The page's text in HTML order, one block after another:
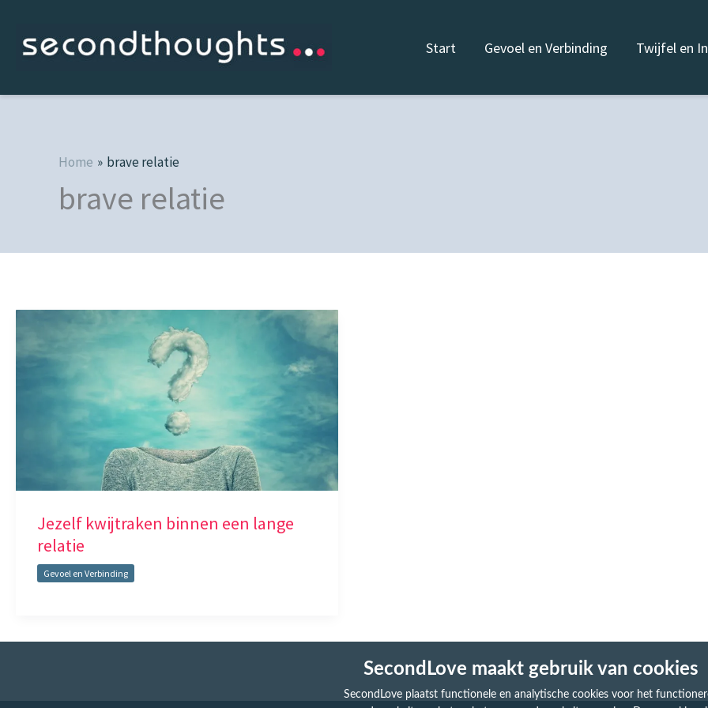
Start Gevoel en Verbinding Twijfel en
Home brave relatie
brave relatie
Jezelf kwijtraken binnen een lange
relatie
Gevoel en Verbinding
SecondLove maakt gebruik van cookies
SecondLove plaatst functionele en analytische cookies voor het